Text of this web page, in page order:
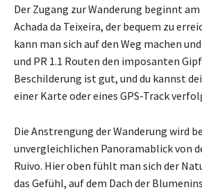
Der Zugang zur Wanderung beginnt
Achada da Teixeira, der bequem zu
kann man sich auf den Weg machen
und PR 1.1 Routen den imposanten
Beschilderung ist gut, und du kannst
einer Karte oder eines GPS-Track
Die Anstrengung der Wanderung wird
unvergleichlichen Panoramablick von
Ruivo. Hier oben fühlt man sich der
das Gefühl, auf dem Dach der